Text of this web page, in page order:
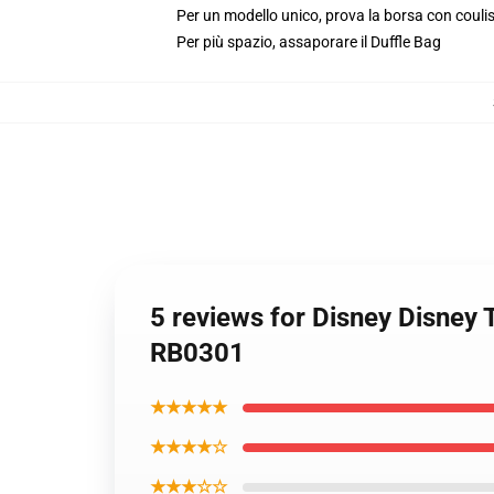
Per un modello unico, prova la borsa con
Per più spazio, assaporare il Duffle Bag
5 reviews for Disney Disney
RB0301
★★★★★
★★★★☆
★★★☆☆